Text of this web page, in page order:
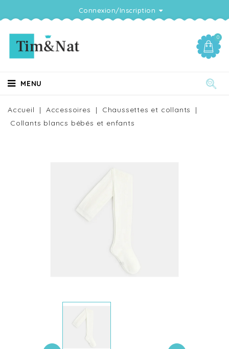
Connexion/Inscription
0
MENU
Accueil Accessoires
Chaussettes et collants
Collants blancs bébés et enfants